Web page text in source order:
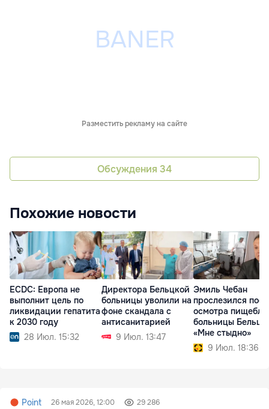
Разместить рекламу на сайте
Обсуждения 34
Похожие новости
ECDC: Европа не
выполнит цель по
ликвидации гепатита
к 2030 году
28 Июл. 15:32
Директора Бельцкой
больницы уволили на
фоне скандала с
антисанитарией
9 Июл. 13:47
Эмиль Чебан
прослезился
осмотра
больницы Бельц:
«Мне стыдно»
9 Июл. 18:36
Point 26 мая 2026, 12:00 29 286